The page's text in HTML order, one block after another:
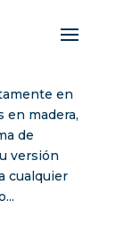
en
en madera,
de
versión
cualquier